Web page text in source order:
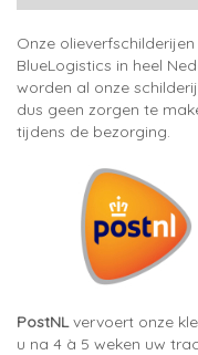
Onze
BlueLogistics in heel
worden al onze
dus geen zorgen te
tijdens de bezorging.
PostNLvervoert onze
u na 4 à 5 weken uw